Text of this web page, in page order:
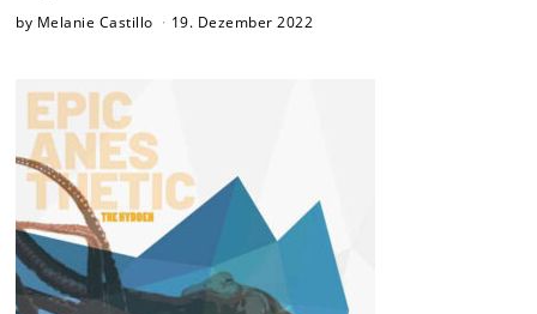
by Melanie Castillo 19. Dezember 2022